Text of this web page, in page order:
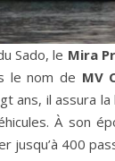
Sado, le Mira
le nom de MV
ans, il assura
À son
jusqu’à 400